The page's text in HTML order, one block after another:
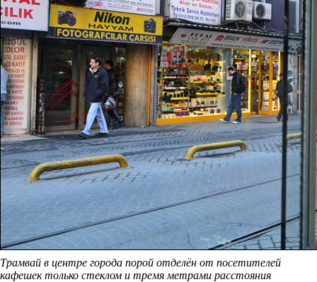
Трамвай в центре города порой отделён от посетителей
кафешек только стеклом и тремя метрами расстояния